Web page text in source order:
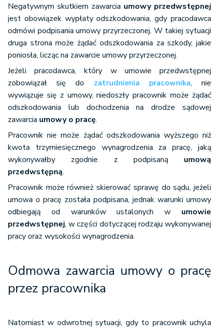
Negatywnym skutkiem zawarcia umowy przedwstępnej
jest obowiązek wypłaty odszkodowania, gdy pracodawca
odmówi podpisania umowy przyrzeczonej. W takiej sytuacji
druga strona może żądać odszkodowania za szkody, jakie
poniosła, licząc na zawarcie umowy przyrzeczonej.
Jeżeli pracodawca, który w umowie przedwstępnej
zobowiązał się do zatrudnienia pracownika, nie
wywiązuje się z umowy, niedoszły pracownik może żądać
odszkodowania lub dochodzenia na drodze sądowej
zawarcia umowy o pracę.
Pracownik nie może żądać odszkodowania wyższego niż
kwota trzymiesięcznego wynagrodzenia za pracę, jaką
wykonywałby zgodnie z podpisaną umową
przedwstępną.
Pracownik może również skierować sprawę do sądu, jeżeli
umowa o pracę została podpisana, jednak warunki umowy
odbiegają od warunków ustalonych w umowie
przedwstępnej, w części dotyczącej rodzaju wykonywanej
pracy oraz wysokości wynagrodzenia.
Odmowa zawarcia umowy o pracę
przez pracownika
Natomiast w odwrotnej sytuacji, gdy to pracownik uchyla